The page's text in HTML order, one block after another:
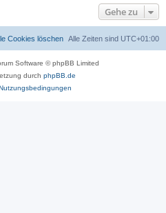
Gehe zu
Alle Zeiten sind UTC+01:00
Cookies löschen
Software © phpBB Limited
durch phpBB.de